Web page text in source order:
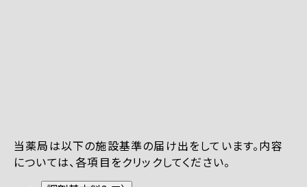
当薬局は以下の施設基準の届け出をしています。内容
については、各項目をクリックしてください。